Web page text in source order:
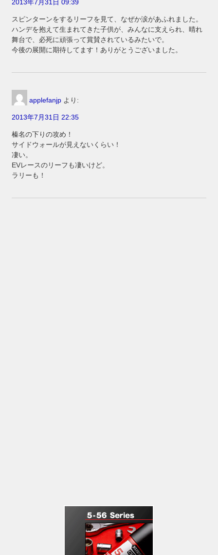
2013年7月31日 09:39
スピンターンをするリーフを見て、なぜか涙があふれました。
ハンデを抱えて生まれてきた子供が、みんなに支えられ、晴れ
舞台で、必死に頑張って賞賛されているみたいで。
今後の展開に期待してます！ありがとうございました。
applefanjp より:
2013年7月31日 22:35
榛名の下りの攻め！
サイドウォールが見えないくらい！
凄い。
EVレースのリーフも凄いけど。
ラリーも！